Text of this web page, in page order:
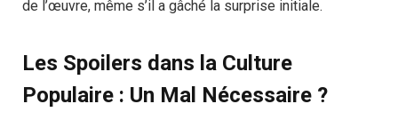
de l’œuvre, même s’il a gâché la surprise initiale.
Les Spoilers dans la Culture
Populaire : Un Mal Nécessaire ?